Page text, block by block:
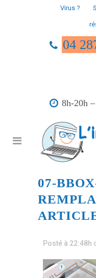
Virus ?
04
8h-20h
07-
Posté à 22:48h